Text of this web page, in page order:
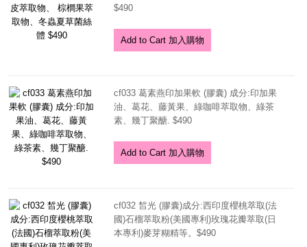
$490
Add to Cart 加入購物
cf033 葛素燕印加果軟 (膠囊) 成分:印加果
油、葛花、藤黃果、綠咖啡萃取物、綠茶
素、幾丁聚醣. $490
Add to Cart 加入購物
cf032 皙光 (膠囊)成分:西印度櫻桃萃取(法
國)石榴萃取粉(美國專利)玫瑰花瓣萃取(日
本專利)麥芽糊精等。$490